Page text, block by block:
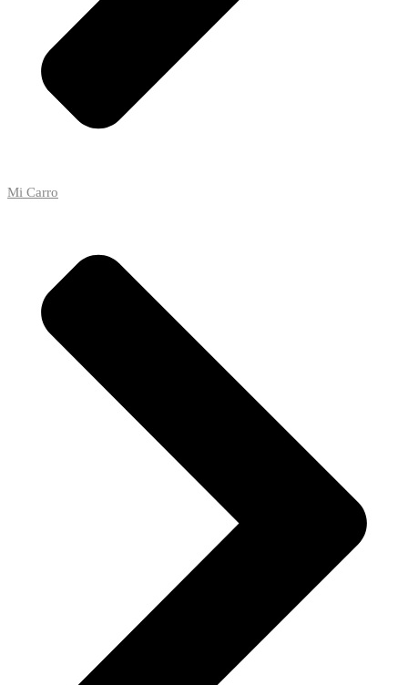
Mi Carro